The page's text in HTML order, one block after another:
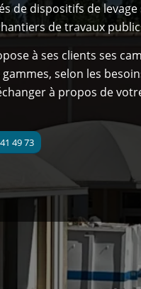
de dispositifs de
de travaux
à ses clients ses
selon les
à propos de
49 73